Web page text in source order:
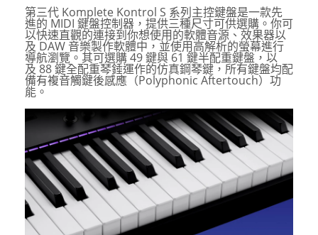
第三代 Komplete Kontrol S 系列主控鍵盤是一款先
進的 MIDI 鍵盤控制器，提供三種尺寸可供選購。你可
以快速直觀的連接到你想使用的軟體音源、效果器以
及 DAW 音樂製作軟體中，並使用高解析的螢幕進行
導航瀏覽。其可選購49鍵與 61 鍵半配重鍵盤，以
及 88鍵全配重琴錘運作的仿真鋼琴鍵，所有鍵盤均配
備有複音觸鍵後感應（Polyphonic Aftertouch）功
能。